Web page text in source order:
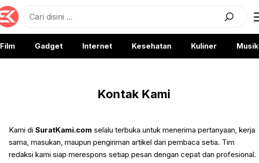
Search
Film Gadget Internet Kesehatan Kuliner Musik
Kontak Kami
Kami di SuratKami.com selalu terbuka untuk menerima pertanyaan, kerja
sama, masukan, maupun pengiriman artikel dari pembaca setia. Tim
redaksi kami siap merespons setiap pesan dengan cepat dan profesional.